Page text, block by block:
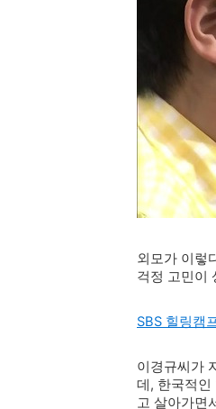
외모가 이렇
걱정 고민이
SBS 힐링캠
이경규씨가
데, 한국적인
고 살아가면